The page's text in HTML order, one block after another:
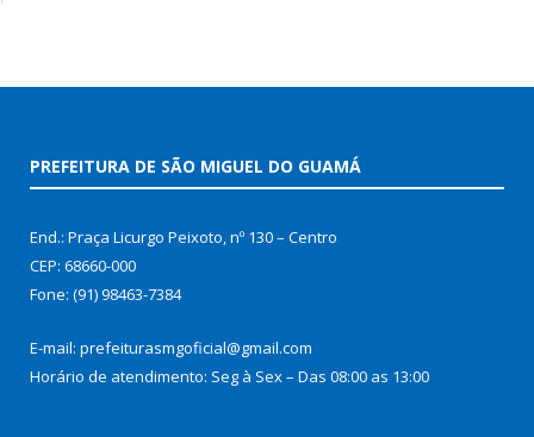
PREFEITURA DE SÃO MIGUEL DO GUAMÁ
End.: Praça Licurgo Peixoto, nº 130 – Centro
CEP: 68660-000
Fone: (91) 98463-7384
E-mail: prefeiturasmgoficial@gmail.com
Horário de atendimento: Seg à Sex – Das 08:00 as 13:00